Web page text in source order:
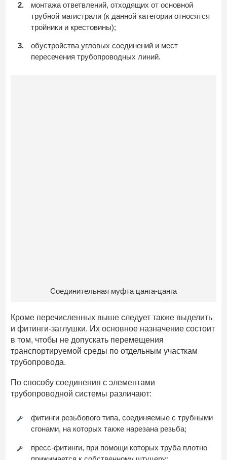
монтажа ответвлений, отходящих от основной
трубной магистрали (к данной категории относятся
тройники и крестовины);
обустройства угловых соединений и мест
пересечения трубопроводных линий.
Соединительная муфта цанга-цанга
Кроме перечисленных выше следует также выделить
и фитинги-заглушки. Их основное назначение состоит
в том, чтобы не допускать перемещения
транспортируемой среды по отдельным участкам
трубопровода.
По способу соединения с элементами
трубопроводной системы различают:
фитинги резьбового типа, соединяемые с трубными
сгонами, на которых также нарезана резьба;
пресс-фитинги, при помощи которых труба плотно